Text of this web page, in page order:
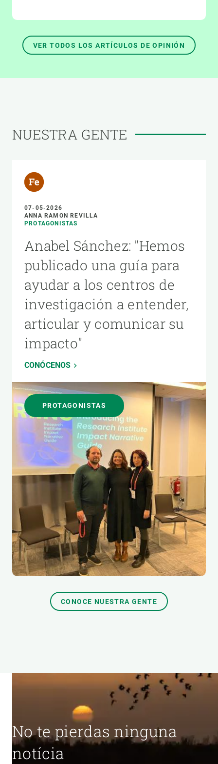
VER TODOS LOS ARTÍCULOS DE OPINIÓN
NUESTRA GENTE
07-05-2026
ANNA RAMON REVILLA
PROTAGONISTAS
Anabel Sánchez: "Hemos
publicado una guía para
ayudar a los centros de
investigación a entender,
articular y comunicar su
impacto"
CONÓCENOS
PROTAGONISTAS
CONOCE NUESTRA GENTE
No te pierdas ninguna
notícia